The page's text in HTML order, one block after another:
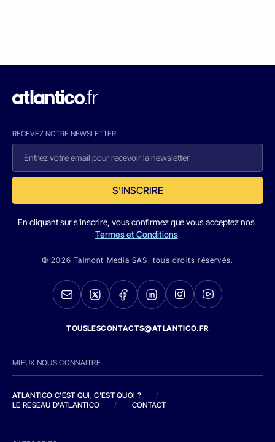
RECEVEZ NOTRE NEWSLETTER
S'INSCRIRE
En cliquant sur s'inscrire, vous confirmez que vous acceptez nos
Termes et Conditions
© 2026 Talmont Media SAS. tous droits réservés.
TOUSLESCONTACTS@ATLANTICO.FR
MIEUX NOUS CONNAITRE
ATLANTICO C'EST QUI, C'EST QUOI ?
/
LE RESEAU D'ATLANTICO
/ CONTACT